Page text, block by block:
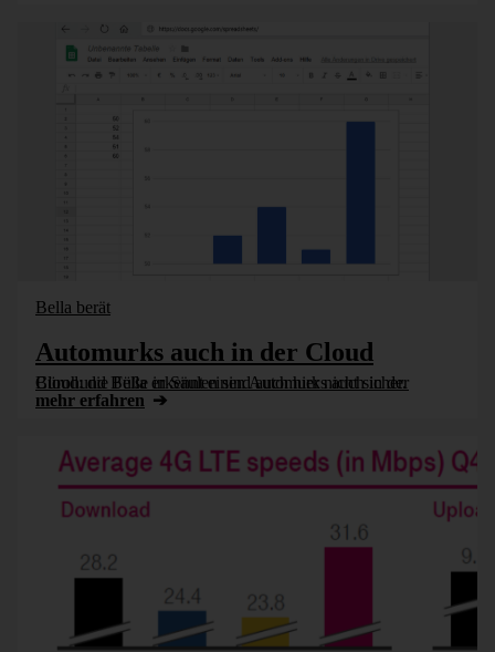
Bella berät
Automurks auch in der Cloud
Bürohund Bella erkennt einen Automurks auch in der Cloud: die Füße in Säulen sind auch hier nicht sicher.
mehr erfahren